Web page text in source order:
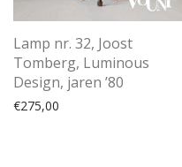
Lamp nr. 32, Joost
Tomberg, Luminous
Design, jaren ’80
€275,00